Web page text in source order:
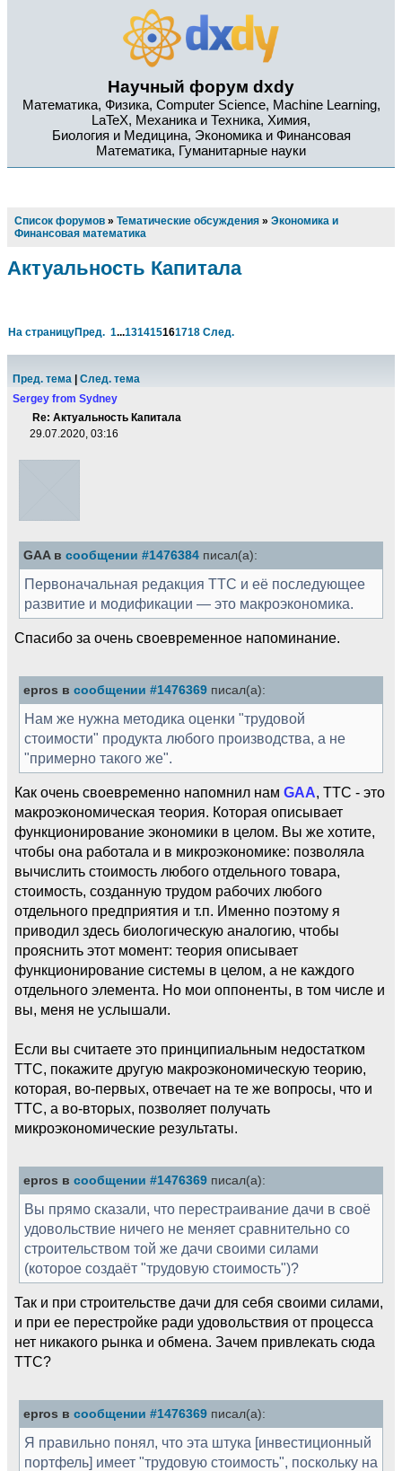
Научный форум dxdy
Математика, Физика, Computer Science, Machine Learning,
LaTeX, Механика и Техника, Химия,
Биология и Медицина, Экономика и Финансовая
Математика, Гуманитарные науки
Список форумов » Тематические обсуждения » Экономика и
Финансовая математика
Актуальность Капитала
На страницуПред. 1...131415161718 След.
Пред. тема
След. тема
Sergey from Sydney
Re: Актуальность Капитала
29.07.2020, 03:16
GAA в сообщении #1476384 писал(а):
Первоначальная редакция ТТС и её последующее
развитие и модификации — это макроэкономика.
Спасибо за очень своевременное напоминание.
epros в сообщении #1476369 писал(а):
Нам же нужна методика оценки "трудовой
стоимости" продукта любого производства, а не
"примерно такого же".
Как очень своевременно напомнил нам GAA, ТТС - это
макроэкономическая теория. Которая описывает
функционирование экономики в целом. Вы же хотите,
чтобы она работала и в микроэкономике: позволяла
вычислить стоимость любого отдельного товара,
стоимость, созданную трудом рабочих любого
отдельного предприятия и т.п. Именно поэтому я
приводил здесь биологическую аналогию, чтобы
прояснить этот момент: теория описывает
функционирование системы в целом, а не каждого
отдельного элемента. Но мои оппоненты, в том числе и
вы, меня не услышали.
Если вы считаете это принципиальным недостатком
ТТС, покажите другую макроэкономическую теорию,
которая, во-первых, отвечает на те же вопросы, что и
ТТС, а во-вторых, позволяет получать
микроэкономические результаты.
epros в сообщении #1476369 писал(а):
Вы прямо сказали, что перестраивание дачи в своё
удовольствие ничего не меняет сравнительно со
строительством той же дачи своими силами
(которое создаёт "трудовую стоимость")?
Так и при строительстве дачи для себя своими силами,
и при ее перестройке ради удовольствия от процесса
нет никакого рынка и обмена. Зачем привлекать сюда
ТТС?
epros в сообщении #1476369 писал(а):
Я правильно понял, что эта штука [инвестиционный
портфель] имеет "трудовую стоимость", поскольку на